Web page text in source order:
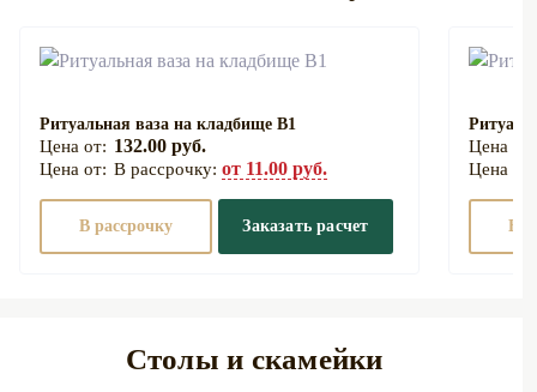
Ритуальная ваза на кладбище В1
132.00 руб.
В рассрочку: от 11.00 руб.
В рассрочку Заказать расчет В
Столы и скамейки